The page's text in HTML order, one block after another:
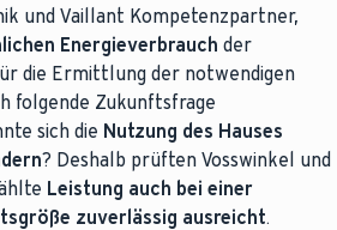
und Vaillant Kompetenzpartner,
Energieverbrauch der
die Ermittlung der notwendigen
folgende Zukunftsfrage
sich die Nutzung des Hauses
? Deshalb prüften Vosswinkel und
Leistung auch bei einer
zuverlässig ausreicht.